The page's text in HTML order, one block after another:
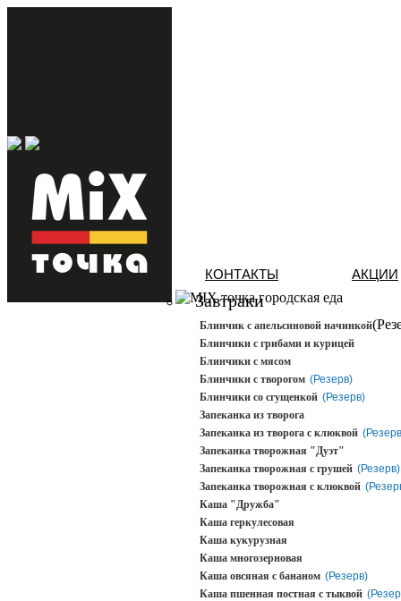
городская еда
КОНТАКТЫ АКЦИИ
Завтраки
Блинчик с апельсиновой начинкой
Блинчики с грибами и курицей
Блинчики с мясом
Блинчики с творогом (Резерв)
Блинчики со сгущенкой (Резерв)
Запеканка из творога
Запеканка из творога с клюквой
Запеканка творожная "Дуэт"
Запеканка творожная с грушей (Резерв)
Запеканка творожная с клюквой
Каша "Дружба"
Каша геркулесовая
Каша кукурузная
Каша многозерновая
Каша овсяная с бананом (Резерв)
Каша пшенная постная с тыквой